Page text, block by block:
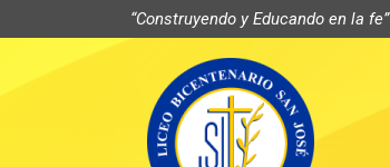
“Construyendo y Educando en la fe”